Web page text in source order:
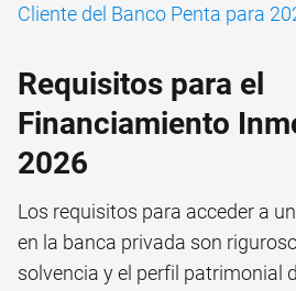
Cliente del Banco Penta para
Requisitos para el
Financiamiento
2026
Los requisitos para acceder a
en la banca privada son
solvencia y el perfil patrimonial